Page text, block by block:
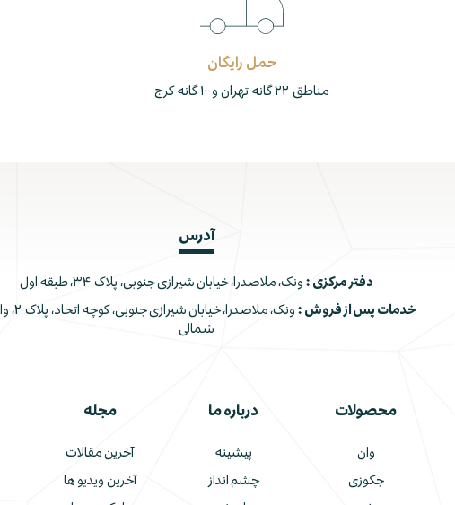
حمل رایگان
مناطق ۲۲ گانه تهران و ۱۰ گانه کرج
آدرس
دفتر مرکزی : ونک، ملاصدرا، خیابان شیرازی جنوبی، پلاک ۳۴، طبقه اول
خدمات پس از فروش :
شمالی
محصولات
وان
جکوزی
درباره ما
پیشینه
چشم انداز
مجله
آخرین مقالات
آخرین ویدیو ها